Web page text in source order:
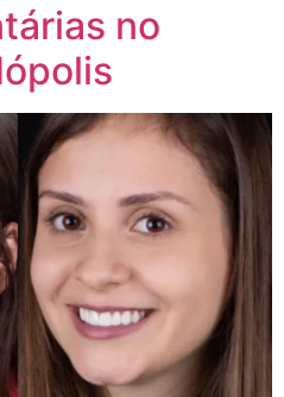
no